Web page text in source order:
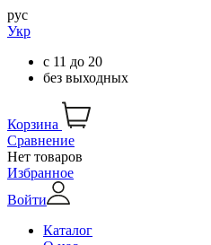
рус
Укр
с 11 до 20
без выходных
Корзина
Сравнение
Нет товаров
Избранное
Войти
Каталог